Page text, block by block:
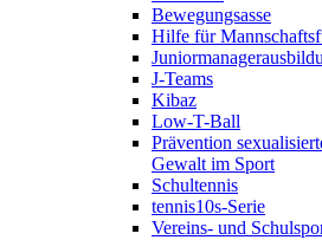
Bewegungsasse
Hilfe für
J-Teams
Kibaz
Low-T-Ball
Prävention
Gewalt im Sport
Schultennis
tennis10s-Serie
Vereins- und